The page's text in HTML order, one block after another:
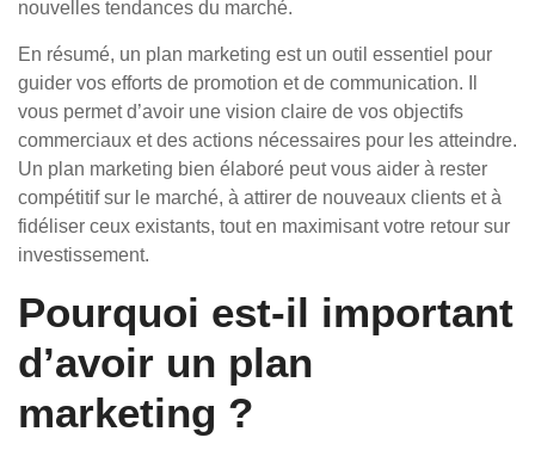
nouvelles tendances du marché.
En résumé, un plan marketing est un outil essentiel pour
guider vos efforts de promotion et de communication. Il
vous permet d’avoir une vision claire de vos objectifs
commerciaux et des actions nécessaires pour les atteindre.
Un plan marketing bien élaboré peut vous aider à rester
compétitif sur le marché, à attirer de nouveaux clients et à
fidéliser ceux existants, tout en maximisant votre retour sur
investissement.
Pourquoi est-il important
d’avoir un plan
marketing ?